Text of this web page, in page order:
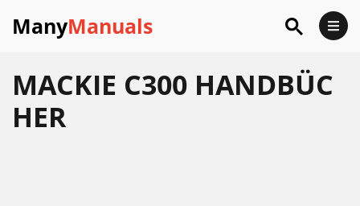
ManyManuals
MACKIE C300 HANDBÜC
HER